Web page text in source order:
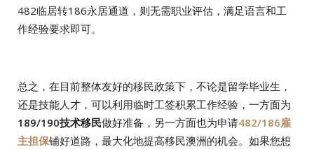
482临居转186永居通道，则无需职业评估，满足语言和工
作经验要求即可。
总之，在目前整体友好的移民政策下，不论是留学毕业生，
还是技能人才，可以利用临时工签积累工作经验，一方面为
189/190技术移民做好准备，另一方面也为申请482/186雇
主担保铺好道路，最大化地提高移民澳洲的机会。如果您想